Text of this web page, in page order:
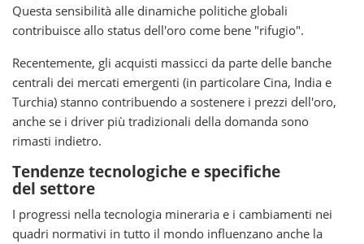
Questa sensibilità alle dinamiche politiche globali
contribuisce allo status dell'oro come bene "rifugio".
Recentemente, gli acquisti massicci da parte delle banche
centrali dei mercati emergenti (in particolare Cina, India e
Turchia) stanno contribuendo a sostenere i prezzi dell'oro,
anche se i driver più tradizionali della domanda sono
rimasti indietro.
Tendenze tecnologiche e specifiche
del settore
I progressi nella tecnologia mineraria e i cambiamenti nei
quadri normativi in tutto il mondo influenzano anche la